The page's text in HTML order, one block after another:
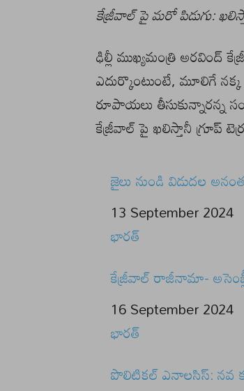
కేజ్రీవాల్ పై మరో పిడుగు:
ఢిల్లీ ముఖ్యమంత్రి అరవింద్
ఎదుర్కొంటుంటే, మూలిగే
రూపాయలు
కేజ్రీవాల్ పై ఖలిస్తానీ గ్రూప్
జైలు నుండి విడుదల
Date
13 September 2024
In relation to
భారత్
కేజ్రీవాల్ రాజీనామా- అసెంబ్లీ
Date
16 September 2024
In relation to
భారత్
పొలిటికల్ ఎనాలసిస్: నవ